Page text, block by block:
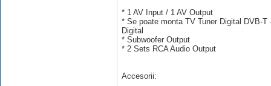
* 1 AV Input / 1 AV Output
* Se poate monta TV Tuner Digital DVB-
Digital
* Subwoofer Output
* 2 Sets RCA Audio Output
Accesorii: